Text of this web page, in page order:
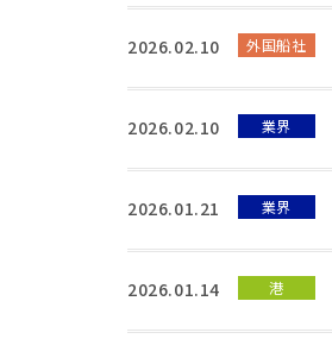
2026.02.10 外国船社
2026.02.10 業界
2026.01.21 業界
2026.01.14 港